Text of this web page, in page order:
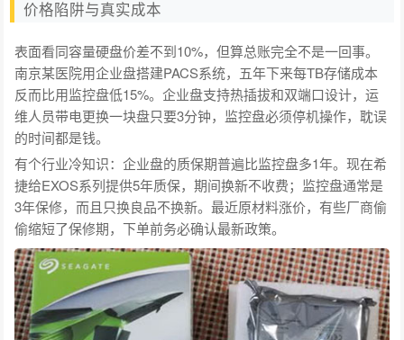
价格陷阱与真实成本
表面看同容量硬盘价差不到10%，但算总账完全不是一回事。
南京某医院用企业盘搭建PACS系统，五年下来每TB存储成本
反而比用监控盘低15%。企业盘支持热插拔和双端口设计，运
维人员带电更换一块盘只要3分钟，监控盘必须停机操作，耽误
的时间都是钱。
有个行业冷知识：企业盘的质保期普遍比监控盘多1年。现在希
捷给EXOS系列提供5年质保，期间换新不收费；监控盘通常是
3年保修，而且只换良品不换新。最近原材料涨价，有些厂商偷
偷缩短了保修期，下单前务必确认最新政策。